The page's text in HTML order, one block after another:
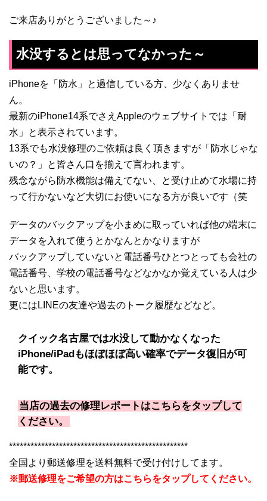
ご来店ありがとうございました～♪
水没するとは思ってなかった～
iPhoneを「防水」と過信している方、少なくありませ
ん。
最新のiPhone14系でさえAppleのウェブサイトでは「耐
水」と表示されています。
13系でも水没修理のご依頼は良く頂きますが「防水じゃな
いの？」と皆さん口を揃えて言われます。
残念ながら防水機能は備えてない、と受け止めて水場に持
って行かないなど大切にお使いになる方が良いです（笑
データのバックアップを小まめに取っていれば他の端末に
データを入れて使うとかなんとかなりますが
バックアップしていないと電話番号ひとつとっても会社の
電話番号、学校の電話番号などなかなか覚えている人は少
ないと思います。
更にはLINEの友達や過去のトーク履歴などなど。
クイック名古屋では水没して動かなくなった
iPhone/iPadもほぼほぼ高い確率でデータ復旧が可
能です。
当店の過去の修理レポートはこちらをタップして
ください。
**************************************************
全国より郵送修理を送料無料で受け付けしてます。
※郵送修理をご希望の方はこちらをタップしてください。